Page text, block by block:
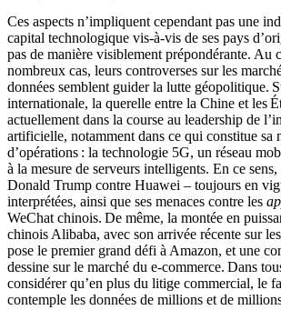
Ces aspects n’impliquent cependant pas une
capital technologique vis-à-vis de ses pays
pas de manière visiblement prépondérante. Au
nombreux cas, leurs controverses sur les
données semblent guider la lutte géopolitique.
internationale, la querelle entre la Chine et les
actuellement dans la course au leadership de
artificielle, notamment dans ce qui constitue sa
d’opérations : la technologie 5G, un réseau
à la mesure de serveurs intelligents. En ce
Donald Trump contre Huawei – toujours en
interprétées, ainsi que ses menaces contre les
WeChat chinois. De même, la montée en
chinois Alibaba, avec son arrivée récente sur
pose le premier grand défi à Amazon, et une
dessine sur le marché du e-commerce. Dans
considérer qu’en plus du litige commercial, le
contemple les données de millions et de